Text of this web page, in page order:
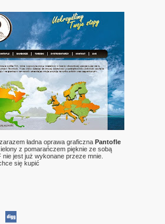
ładna oprawa graficzna Pantofle
z pomarańczem pięknie ze sobą
nie jest już wykonane przeze mnie.
się kupić